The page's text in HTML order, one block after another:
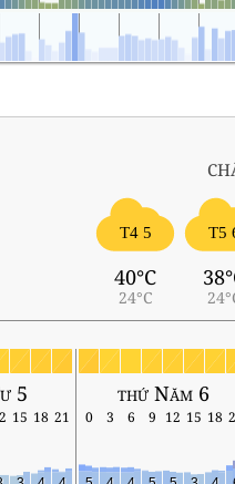
T4 5
40°C
24°C
T5
5 thứ Năm 6
15 18 21 0 3 6 9 12 15 18